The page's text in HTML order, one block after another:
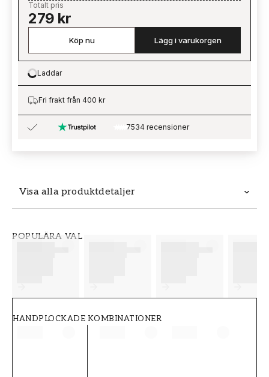
Visa alla produktdetaljer
POPULÄRA VAL
HANDPLOCKADE KOMBINATIONER
Totalt pris
279 kr
Köp nu Lägg i varukorgen
Loading…
Laddar
Fri frakt från 400 kr
7534 recensioner